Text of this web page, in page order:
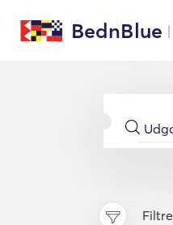
BednBlue
Filtre